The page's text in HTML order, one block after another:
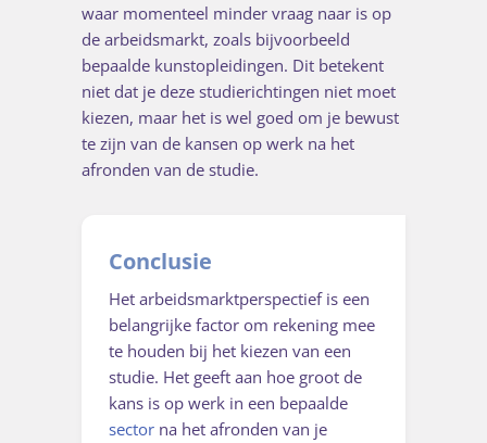
waar momenteel minder vraag naar is op
de arbeidsmarkt, zoals bijvoorbeeld
bepaalde kunstopleidingen. Dit betekent
niet dat je deze studierichtingen niet moet
kiezen, maar het is wel goed om je bewust
te zijn van de kansen op werk na het
afronden van de studie.
Conclusie
Het arbeidsmarktperspectief is een
belangrijke factor om rekening mee
te houden bij het kiezen van een
studie. Het geeft aan hoe groot de
kans is op werk in een bepaalde
sector na het afronden van je